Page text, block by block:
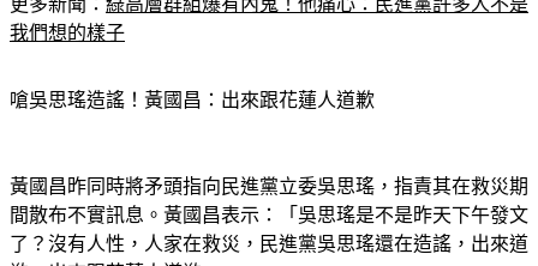
更多新聞： 綠高層群組爆有內鬼！他痛心：民進黨許多人不是
我們想的樣子
嗆吳思瑤造謠！黃國昌：出來跟花蓮人道歉
黃國昌昨同時將矛頭指向民進黨立委吳思瑤，指責其在救災期
間散布不實訊息。黃國昌表示：「吳思瑤是不是昨天下午發文
了？沒有人性，人家在救災，民進黨吳思瑤還在造謠，出來道